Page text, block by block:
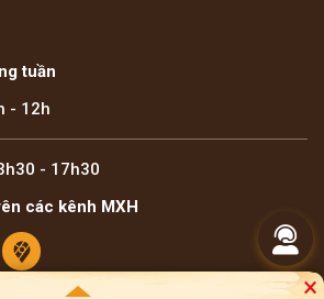
×
tuần
- 12h
- 17h30
các kênh MXH